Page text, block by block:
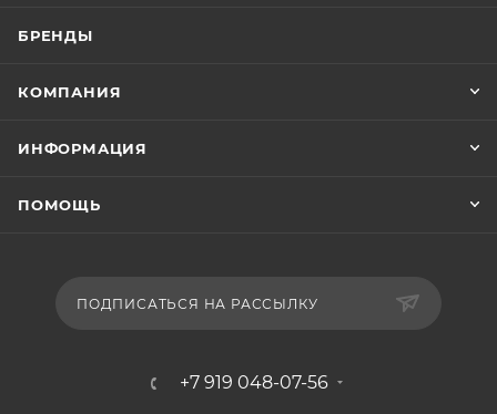
БРЕНДЫ
КОМПАНИЯ
ИНФОРМАЦИЯ
ПОМОЩЬ
ПОДПИСАТЬСЯ НА РАССЫЛКУ
+7 919 048-07-56